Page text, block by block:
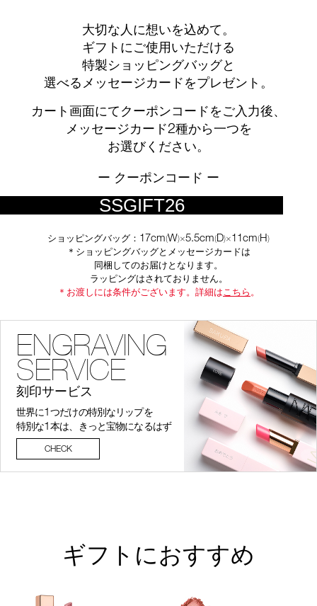
大切な人に想いを込めて。
ギフトにご使用いただける
特製ショッピングバッグと
選べるメッセージカードをプレゼント。
カート画面にてクーポンコードをご入力後、
メッセージカード2種から一つを
お選びください。
ー クーポンコード ー
SSGIFT26
ショッピングバッグ： 17cm(W)×5.5cm(D)×11cm(H)
＊ショッピングバッグとメッセージカードは
同梱してのお届けとなります。
ラッピングはされておりません。
＊お渡しには条件がございます。詳細はこちら。
ENGRAVING
SERVICE
刻印サービス
世界に1つだけの特別なリップを
特別な1本は、きっと宝物になるはず
CHECK
ギフトにおすすめ